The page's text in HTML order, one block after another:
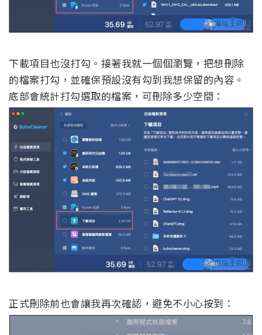
下載項目也沒打勾。接著我就一個個瀏覽，把想刪除
的檔案打勾，並確保預設沒有勾到我想保留的內容。
底部會統計打勾選取的檔案，可刪除多少空間：
正式刪除前也會讓我再次確認，避免不小心按到：